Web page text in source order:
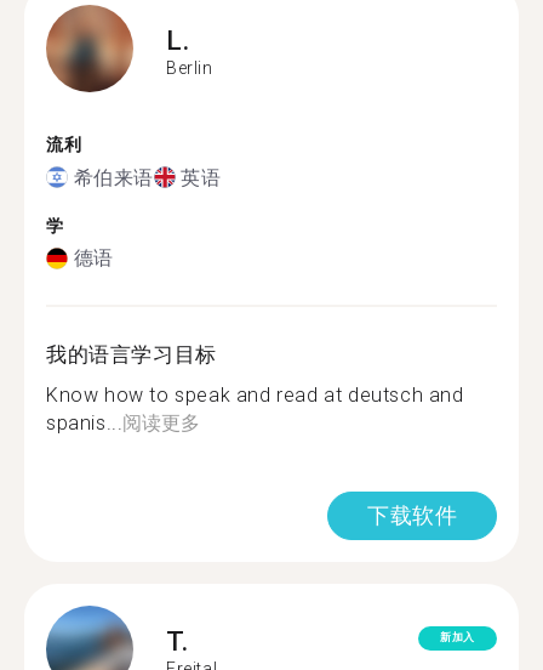
L.
Berlin
流利
希伯来语 英语
学
德语
我的语言学习目标
Know how to speak and read at deutsch and
spanis...阅读更多
下载软件
T. 新加入